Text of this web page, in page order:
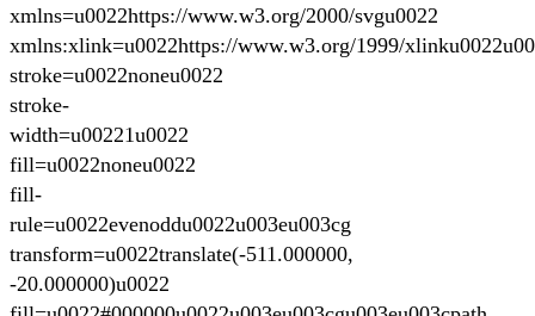
xmlns=u0022https://www.w3.org/2000/svgu0022
xmlns:xlink=u0022https://www.w3.org/1999/
stroke=u0022noneu0022
stroke-
width=u00221u0022
fill=u0022noneu0022
fill-
rule=u0022evenoddu0022u003eu003cg
transform=u0022translate(-511.000000,
-20.000000)u0022